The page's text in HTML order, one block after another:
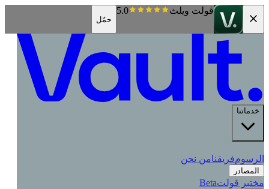
ڤولت ويلث 5.0
من نحن
Beta